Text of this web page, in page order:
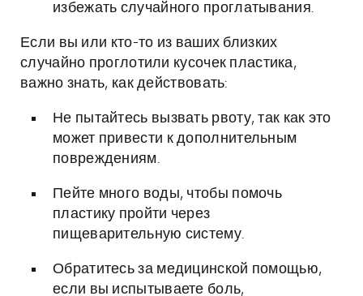
избежать случайного проглатывания.
Если вы или кто-то из ваших близких
случайно проглотили кусочек пластика,
важно знать, как действовать:
Не пытайтесь вызвать рвоту, так как это
может привести к дополнительным
повреждениям.
Пейте много воды, чтобы помочь
пластику пройти через
пищеварительную систему.
Обратитесь за медицинской помощью,
если вы испытываете боль,